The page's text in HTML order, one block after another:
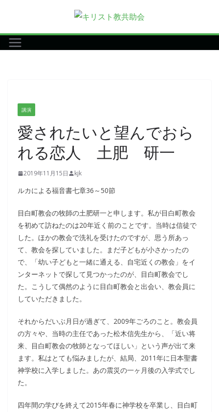
テ
ン
講演
愛されたいと望んでおら
れる恋人 土肥 研一
2019年11月15日 kjk
ルカによる福音書七章36～50節
目白町教会の牧師の土肥研一と申します。私が目白町教会
を初めて訪ねたのは20年近く前のことです。当時は信徒で
した。ほかの教会で洗礼を受けたのですが、思う所あっ
て、教会を探していました。まだ子どもが小さかったの
で、「幼い子どもと一緒に通える、自宅近くの教会」をイ
ンターネットで探して見つかったのが、目白町教会でし
た。こうして偶然のように目白町教会と出会い、教会員に
していただきました。
それからだいぶ月日が過ぎて、2009年ごろのこと。教会員
の方々や、当時の主任であった松木信先生から、「近い将
来、目白町教会の牧師となってほしい」という声が出て来
ます。私はとても悩みましたが、結局、2011年に日本聖書
神学校に入学しました。あの震災の一ヶ月後の入学式でし
た。
四年間の学びを終えて2015年春に神学校を卒業し、目白町